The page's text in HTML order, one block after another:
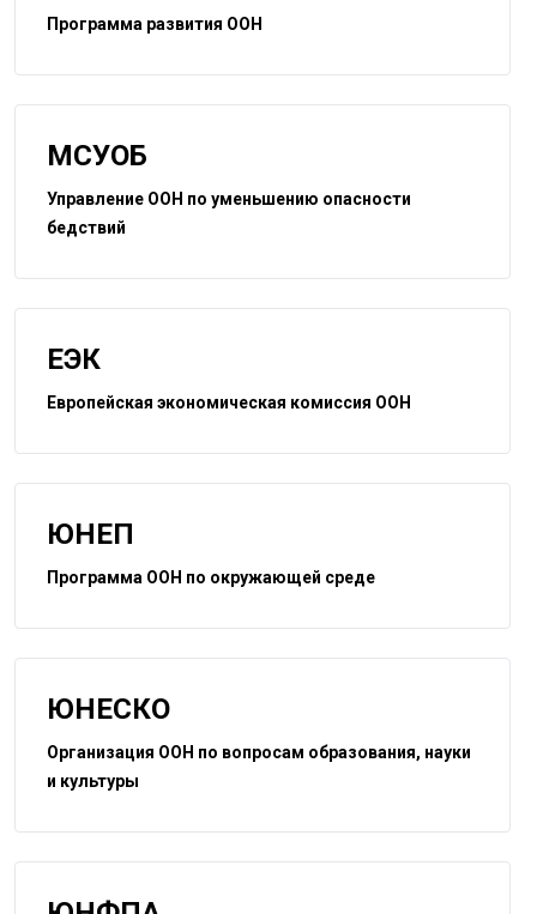
Программа развития ООН
МСУОБ
Управление ООН по уменьшению опасности
бедствий
ЕЭК
Европейская экономическая комиссия ООН
ЮНЕП
Программа ООН по окружающей среде
ЮНЕСКО
Организация ООН по вопросам образования, науки
и культуры